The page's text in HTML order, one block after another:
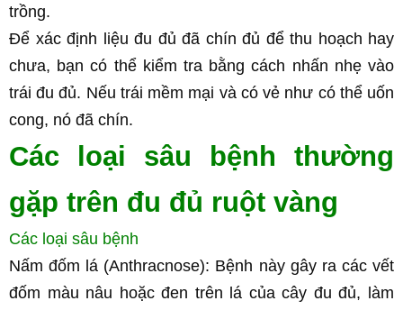
trồng.
Để xác định liệu đu đủ đã chín đủ để thu hoạch hay
chưa, bạn có thể kiểm tra bằng cách nhấn nhẹ vào
trái đu đủ. Nếu trái mềm mại và có vẻ như có thể uốn
cong, nó đã chín.
Các loại sâu bệnh thường
gặp trên đu đủ ruột vàng
Các loại sâu bệnh
Nấm đốm lá (Anthracnose): Bệnh này gây ra các vết
đốm màu nâu hoặc đen trên lá của cây đu đủ, làm